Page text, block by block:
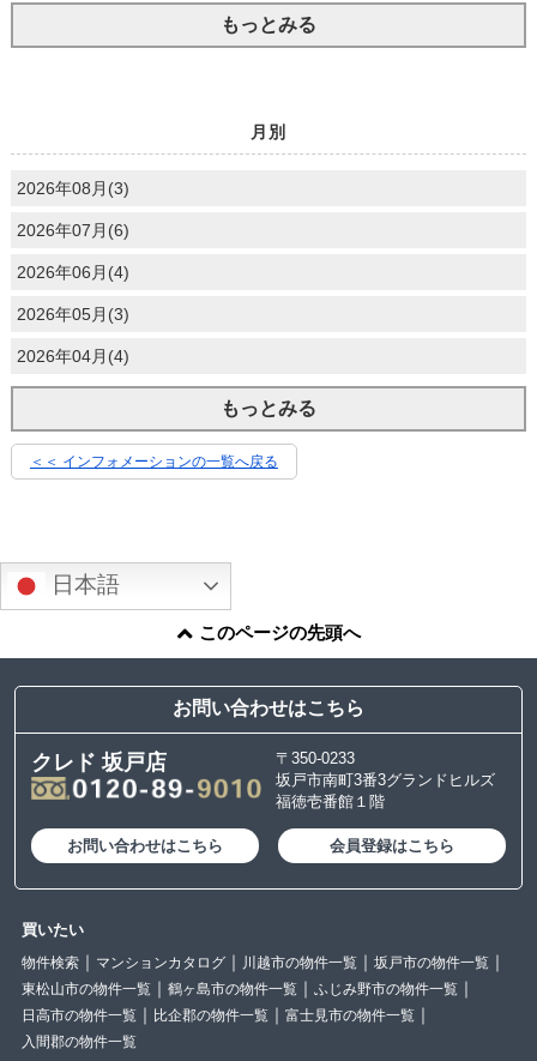
もっとみる
月別
2026年08月(3)
2026年07月(6)
2026年06月(4)
2026年05月(3)
2026年04月(4)
もっとみる
＜＜ インフォメーションの一覧へ戻る
日本語
このページの先頭へ
お問い合わせはこちら
クレド 坂戸店
〒350-0233
坂戸市南町3番3グランドヒルズ
福徳壱番館１階
お問い合わせはこちら 会員登録はこちら
買いたい
物件検索 マンションカタログ 川越市の物件一覧
坂戸市の物件一覧
東松山市の物件一覧
鶴ヶ島市の物件一覧
ふじみ野市の物件一覧
日高市の物件一覧
比企郡の物件一覧
富士見市の物件一覧
入間郡の物件一覧